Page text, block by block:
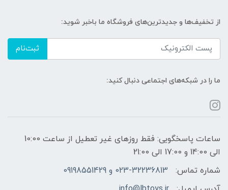
از تخفیف‌ها و جدیدترین‌های فروشگاه ما باخبر شوید:
ثبت‌نام
ما را در شبکه‌های اجتماعی دنبال کنید:
ساعات پاسخگویی: فقط روزهای غیر تعطیل از ساعت 10:00
الی 14:00 و 17:00 الی 21:00
شماره تماس:
023-32236813 و 09198551429